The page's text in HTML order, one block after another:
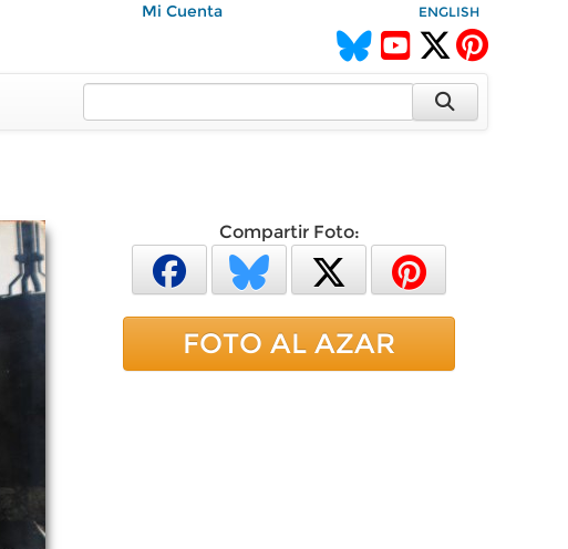
Mi Cuenta ENGLISH
Compartir Foto:
FOTO AL AZAR